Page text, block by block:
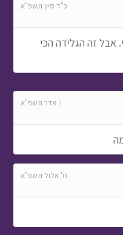
כ"ד סיון תשפ"א
אבל זה הגלידה הכי
ו' אדר תשפ"א
ח' אלול תשפ"א